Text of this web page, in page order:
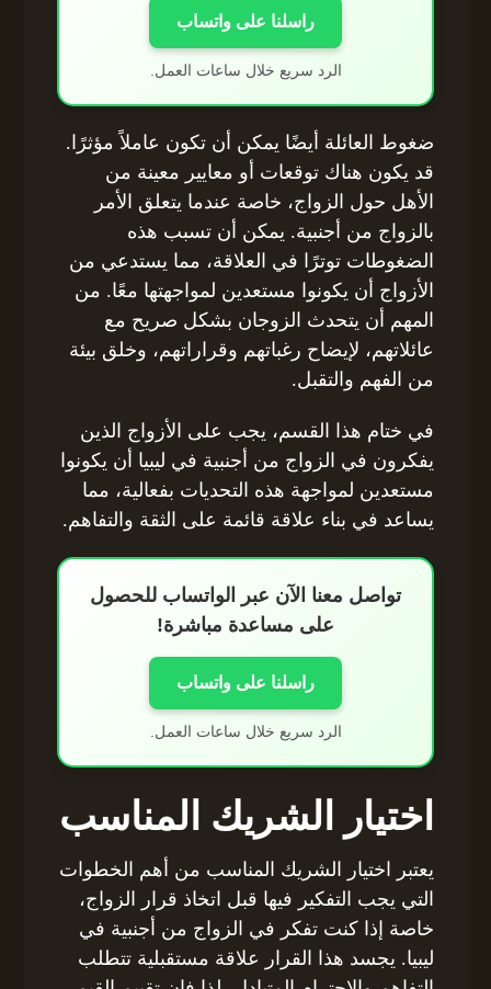
راسلنا على واتساب
الرد سريع خلال ساعات العمل.
ضغوط العائلة أيضًا يمكن أن تكون عاملاً مؤثرًا.
قد يكون هناك توقعات أو معايير معينة من
الأهل حول الزواج، خاصة عندما يتعلق الأمر
بالزواج من أجنبية. يمكن أن تسبب هذه
الضغوطات توترًا في العلاقة، مما يستدعي من
الأزواج أن يكونوا مستعدين لمواجهتها معًا. من
المهم أن يتحدث الزوجان بشكل صريح مع
عائلاتهم، لإيضاح رغباتهم وقراراتهم، وخلق بيئة
من الفهم والتقبل.
في ختام هذا القسم، يجب على الأزواج الذين
يفكرون في الزواج من أجنبية في ليبيا أن يكونوا
مستعدين لمواجهة هذه التحديات بفعالية، مما
يساعد في بناء علاقة قائمة على الثقة والتفاهم.
تواصل معنا الآن عبر الواتساب للحصول
على مساعدة مباشرة!
راسلنا على واتساب
الرد سريع خلال ساعات العمل.
اختيار الشريك المناسب
يعتبر اختيار الشريك المناسب من أهم الخطوات
التي يجب التفكير فيها قبل اتخاذ قرار الزواج،
خاصة إذا كنت تفكر في الزواج من أجنبية في
ليبيا. يجسد هذا القرار علاقة مستقبلية تتطلب